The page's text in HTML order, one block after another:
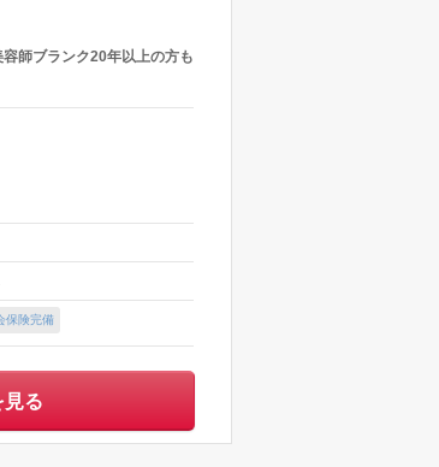
師ブランク20年以上の方も
保険完備
見る